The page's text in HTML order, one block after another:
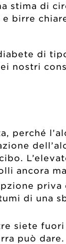
stima di
birre
di
nostri
perché
ancora
di una
siete
può dare.